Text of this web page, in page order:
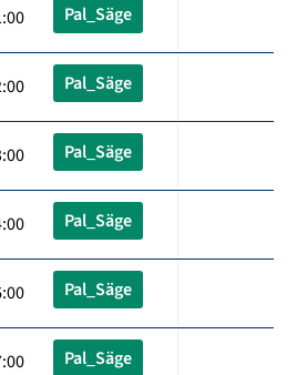
Pal_Säge
Pal_Säge
Pal_Säge
Pal_Säge
Pal_Säge
Pal_Säge